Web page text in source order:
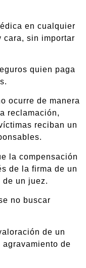
en cualquier
cara, sin importar
quien paga
ocurre de manera
reclamación,
reciban un
la compensación
de la firma de un
un juez.
no buscar
de un
de